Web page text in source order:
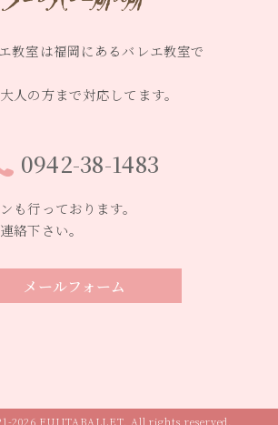
教室は福岡にあるバレエ教室で
人の方まで対応してます。
0942-38-1483
も行っております。
絡下さい。
メールフォーム
2026 FUJITABALLET. All rights reserved.